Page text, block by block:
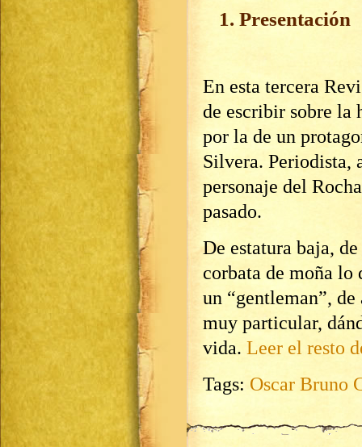
1. Presentación
En esta tercera
de escribir sobre la
por la de un
Silvera. Periodista,
personaje del
pasado.
De estatura baja,
corbata de moña lo
un “gentleman”,
muy particular,
vida. Leer el resto
Tags: Oscar Bruno